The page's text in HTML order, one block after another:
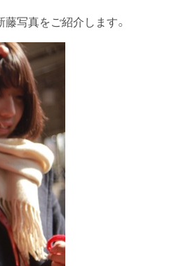
写真をご紹介します。